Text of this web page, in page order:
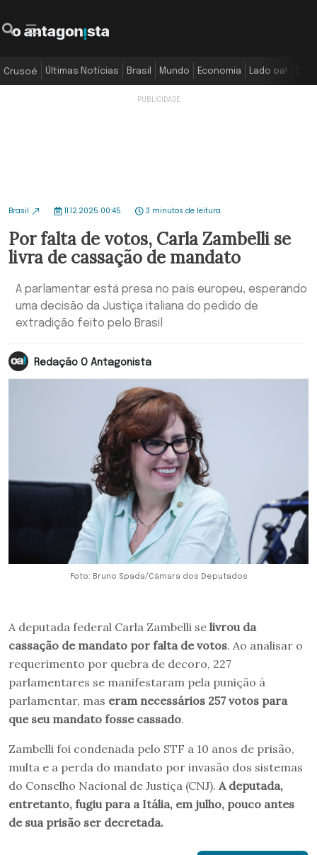
Crusoé Últimas Notícias Brasil Mundo Economia Lado oa!
Brasil 11.12.2025 00:45 3 minutos de leitura
Por falta de votos, Carla Zambelli se
livra de cassação de mandato
A parlamentar está presa no país europeu, esperando
uma decisão da Justiça italiana do pedido de
extradição feito pelo Brasil
Redação O Antagonista
Foto: Bruno Spada/Câmara dos Deputados
A deputada federal Carla Zambelli se livrou da
cassação de mandato por falta de votos. Ao analisar o
requerimento por quebra de decoro, 227
parlamentares se manifestaram pela punição à
parlamentar, mas eram necessários 257 votos para
que seu mandato fosse cassado.
Zambelli foi condenada pelo STF a 10 anos de prisão,
multa e a perda do mandato por invasão dos sistemas
do Conselho Nacional de Justiça (CNJ). A deputada,
entretanto, fugiu para a Itália, em julho, pouco antes
de sua prisão ser decretada.